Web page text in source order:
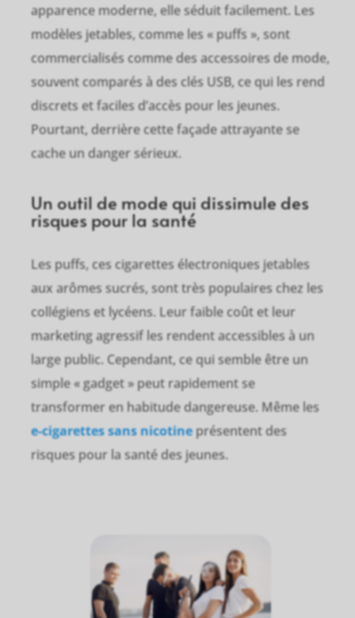
apparence moderne, elle séduit facilement. Les
modèles jetables, comme les « puffs », sont
commercialisés comme des accessoires de mode,
souvent comparés à des clés USB, ce qui les rend
discrets et faciles d’accès pour les jeunes.
Pourtant, derrière cette façade attrayante se
cache un danger sérieux.
Un outil de mode qui dissimule des
risques pour la santé
Les puffs, ces cigarettes électroniques jetables
aux arômes sucrés, sont très populaires chez les
collégiens et lycéens. Leur faible coût et leur
marketing agressif les rendent accessibles à un
large public. Cependant, ce qui semble être un
simple « gadget » peut rapidement se
transformer en habitude dangereuse. Même les
e-cigarettes sans nicotineprésentent des
risques pour la santé des jeunes.